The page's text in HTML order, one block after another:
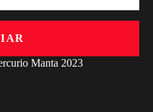
Manta 2023